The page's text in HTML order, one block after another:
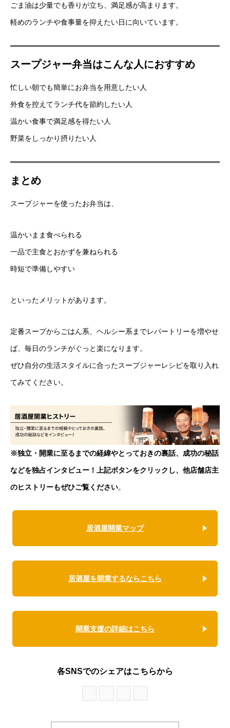
ごま油は少量でも香りが立ち、満足感が高まります。
軽めのランチや食事量を抑えたい日に向いています。
スープジャー弁当はこんな人におすすめ
忙しい朝でも簡単にお弁当を用意したい人
外食を控えてランチ代を節約したい人
温かい食事で満足感を得たい人
野菜をしっかり摂りたい人
まとめ
スープジャーを使ったお弁当は、
温かいまま食べられる
一品で主食とおかずを兼ねられる
時短で準備しやすい
といったメリットがあります。
定番スープからごはん系、ヘルシー系までレパートリーを増やせ
ば、毎日のランチがぐっと楽になります。
ぜひ自分の生活スタイルに合ったスープジャーレシピを取り入れ
てみてください。
※独立・開業に至るまでの経緯やとっておきの裏話、成功の秘話
などを独占インタビュー！上記ボタンをクリックし、他店舗店主
のヒストリーもぜひご覧ください。
居酒屋開業マップ
居酒屋を開業するならこちら
開業支援の詳細はこちら
各SNSでのシェアはこちらから